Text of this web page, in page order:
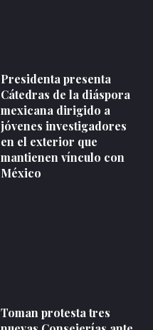
Presidenta presenta
Cátedras de la diáspora
mexicana dirigido a
jóvenes investigadores
en el exterior que
mantienen vínculo con
México
Toman protesta tres